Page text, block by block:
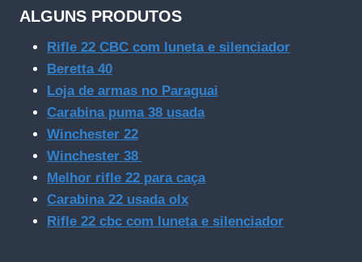
ALGUNS PRODUTOS
Rifle 22 CBC com luneta e silenciador
Beretta 40
Loja de armas no Paraguai
Carabina puma 38 usada
Winchester 22
Winchester 38
Melhor rifle 22 para caça
Carabina 22 usada olx
Rifle 22 cbc com luneta e silenciador